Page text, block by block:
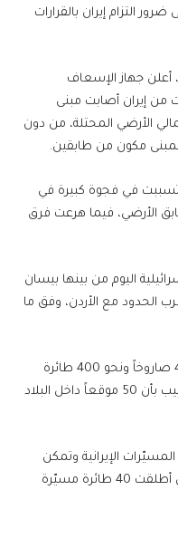
التزام إيران بالقرارات
أعلن جهاز الإسعاف
من إيران أصابت مبنى
الأرضي المحتلة، من دون
مكون من طابقين.
تسببت في فجوة كبيرة في
الأرضي، فيما هرعت فرق
اليوم من بينها بيسان
الحدود مع الأردن، وفق ما
وذكرت بيانات أن إيران ألقت أكثر من 450 صاروخاً ونحو 400 طائرة
مسيّرة باتجاه إسرائيل، بينما أقرت تل أبيب بأن 50 موقعاً داخل البلاد
الإيرانية وتمكن
من اعتراض بعضها، مشيراً إلى أن إيران أطلقت 40 طائرة مسيّرة